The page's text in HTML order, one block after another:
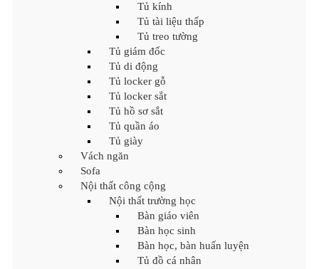
Tủ kính
Tủ tài liệu thấp
Tủ treo tường
Tủ giám đốc
Tủ di động
Tủ locker gỗ
Tủ locker sắt
Tủ hồ sơ sắt
Tủ quần áo
Tủ giày
Vách ngăn
Sofa
Nội thất công cộng
Nội thất trường học
Bàn giáo viên
Bàn học sinh
Bàn học, bàn huấn luyện
Tủ đồ cá nhân